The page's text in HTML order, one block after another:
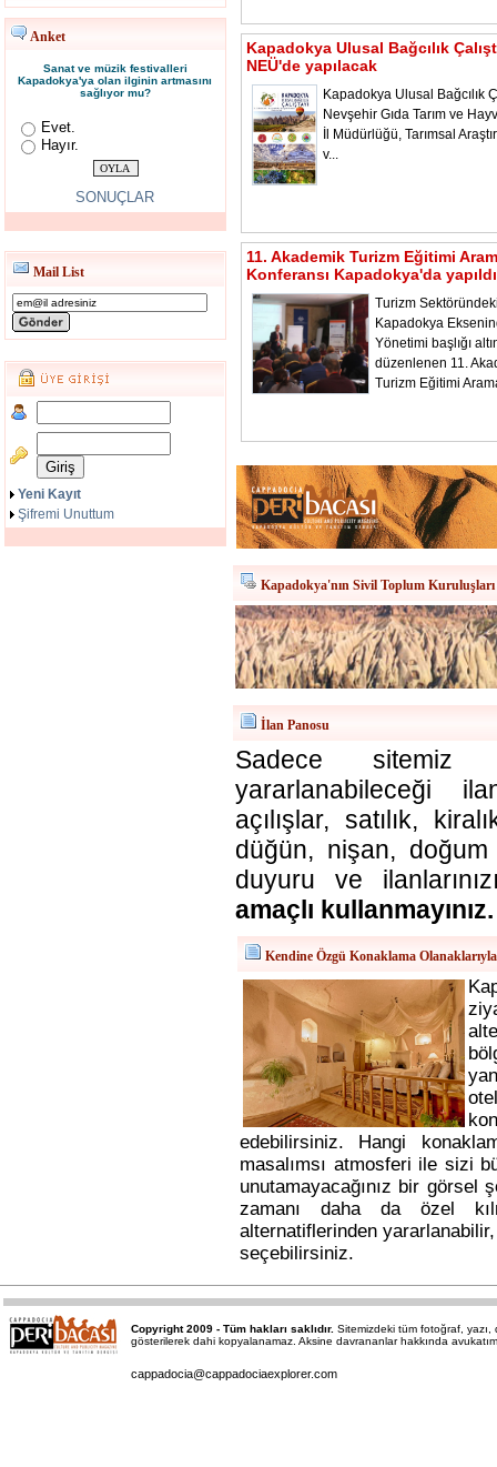
Anket
Sanat ve müzik festivalleri
Kapadokya'ya olan ilginin artmasını
sağlıyor mu?
Evet.
Hayır.
SONUÇLAR
Mail List
Yeni Kayıt
Şifremi Unuttum
Kapadokya Ulusal Bağcılık
NEÜ'de yapılacak
Kapadokya Ulusal Bağcılık
Nevşehir Gıda Tarım ve
İl Müdürlüğü, Tarımsal
v...
11. Akademik Turizm Eğitimi
Konferansı Kapadokya'da yapıldı
Turizm
Kapadokya
Yönetimi başlığı
düzenlenen 11.
Turizm Eğitimi
Kapadokya'nın Sivil Toplum Kuruluşları
İlan Panosu
Sadece sitemiz
yararlanabileceği
açılışlar, satılık,
düğün, nişan,
duyuru ve
amaçlı kullanmayınız.
Kendine Özgü Konaklama
edebilirsiniz. Hangi
masalımsı atmosferi ile sizi
unutamayacağınız bir görsel
zamanı daha da özel
alternatiflerinden
seçebilirsiniz.
Copyright 2009 - Tüm hakları saklıdır. Sitemizdeki tüm fotoğraf, yazı,
gösterilerek dahi kopyalanamaz. Aksine davrananlar hakkında
cappadocia@cappadociaexplorer.com